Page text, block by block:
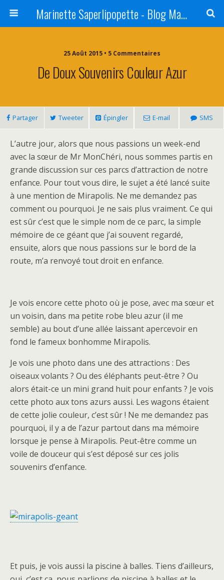
Marinette Saperlipopette - Blog Maman Angers Lifestyle - Ex Expat Montréal
25 Août 2015 • 5 Commentaires
De Doux Souvenirs Couleur Azur
Partager Tweeter Épingler E-mail SMS
L’autre jour, alors que nous passions un week-end
avec la sœur de Mr MonChéri, nous sommes partis en
grande discussion sur ces parcs d’attraction de notre
enfance. Pour tout vous dire, le sujet a été lancé suite
à une mention de Mirapolis. Ne me demandez pas
comment ou pourquoi. Je ne sais plus vraiment. Ce qui
est sûr c’est que le simple nom de ce parc, la simple
mémoire de ce géant que j’ai souvent regardé,
ensuite, alors que nous passions sur le bord de la
route, m’a renvoyé tout droit en enfance.
Je vois encore cette photo où je pose, avec ma sœur et
un voisin, dans ma petite robe bleu azur (il me
semble) au bout d’une allée laissant apercevoir en
fond le fameux bonhomme Mirapolis.
Je vois une photo dans une des attractions : Des
oiseaux volants ? Ou des éléphants peut-être ? Ou
alors était-ce un mini grand huit pour enfants ? Je vois
cette photo aux tons azurs aussi. Les wagons étaient
de cette jolie couleur, c’est sûr ! Ne me demandez pas
pourquoi, il y a de l’azur partout dans ma mémoire
lorsque je pense à Mirapolis. Peut-être comme un
voile de douceur qui s’est déposé sur ces jolis
souvenirs d’enfance.
Et puis, je vois aussi la piscine à balles. Tiens d’ailleurs,